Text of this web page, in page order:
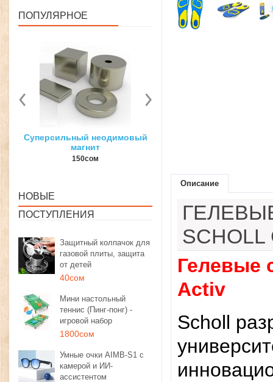
ПОПУЛЯРНОЕ
3D ручка для объемного
рисования
1350сом 1190сом
НОВЫЕ
ПОСТУПЛЕНИЯ
Защитный колпачок для
газовой плиты, защита
от детей
40сом
Мини настольный
теннис (Пинг-понг) -
игровой набор
1800сом
Умные очки AIMB-S1 с
камерой и ИИ-
ассистентом
Описание
SCHOLL
Гелевые
Activ
Scholl